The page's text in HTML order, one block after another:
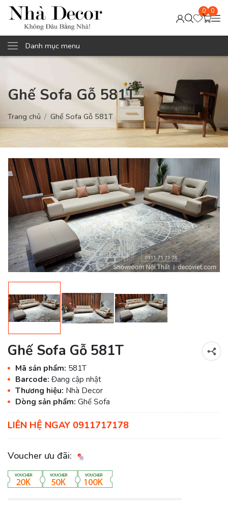
0 0
Danh mục menu
Ghế Sofa Gỗ 581T
Trang chủ Ghế Sofa Gỗ 581T
Ghế Sofa Gỗ 581T
Mã sản phẩm: 581T
Barcode: Đang cập nhật
Thương hiệu: Nhà Decor
Dòng sản phẩm: Ghế Sofa
LIÊN HỆ NGAY 0911717178
Voucher ưu đãi: